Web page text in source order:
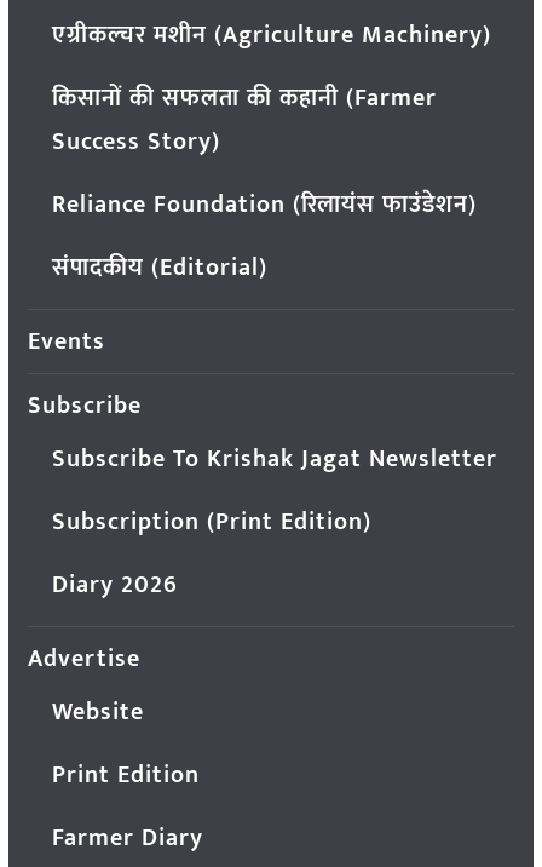
एग्रीकल्चर मशीन (Agriculture Machinery)
किसानों की सफलता की कहानी (Farmer
Success Story)
Reliance Foundation (रिलायंस फाउंडेशन)
संपादकीय (Editorial)
Events
Subscribe
Subscribe To Krishak Jagat Newsletter
Subscription (Print Edition)
Diary 2026
Advertise
Website
Print Edition
Farmer Diary